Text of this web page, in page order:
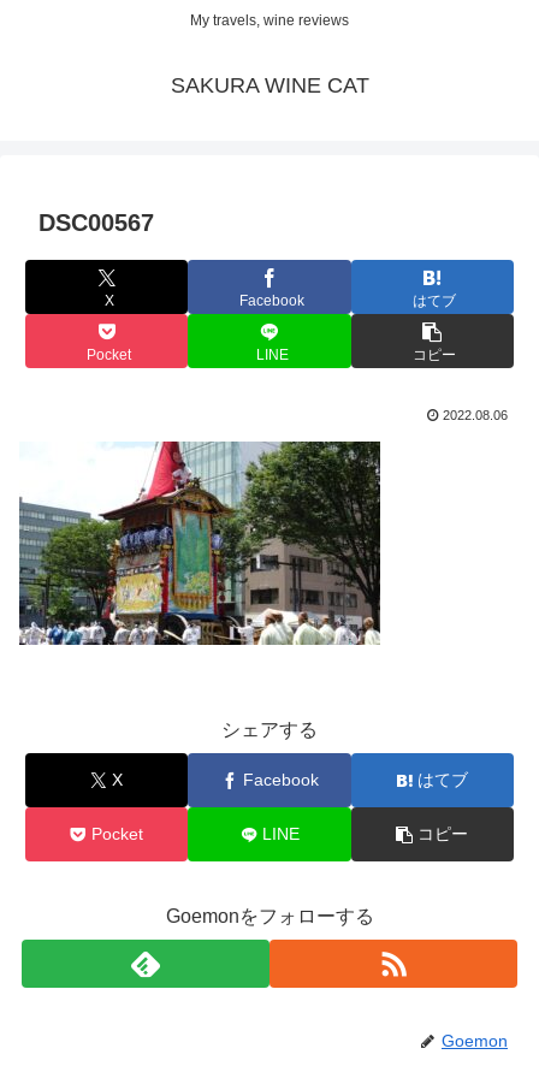
My travels, wine reviews
SAKURA WINE CAT
DSC00567
X Facebook はてブ
Pocket LINE コピー
2022.08.06
シェアする
X Facebook はてブ
Pocket LINE コピー
Goemonをフォローする
Goemon